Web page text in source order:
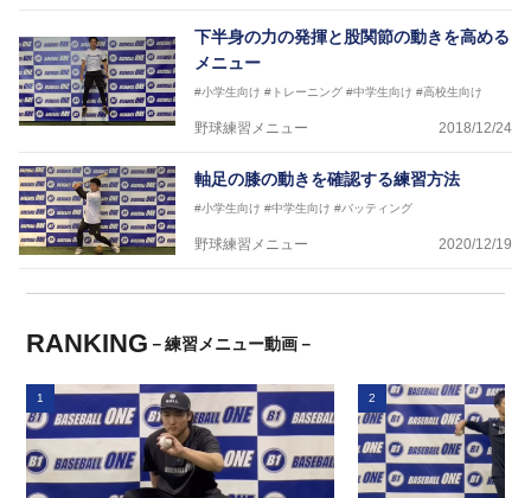
下半身の力の発揮と股関節の動きを高める
メニュー
#小学生向け #トレーニング #中学生向け #高校生向け
野球練習メニュー 2018/12/24
軸足の膝の動きを確認する練習方法
#小学生向け #中学生向け #バッティング
野球練習メニュー 2020/12/19
RANKING －練習メニュー動画－
1 2